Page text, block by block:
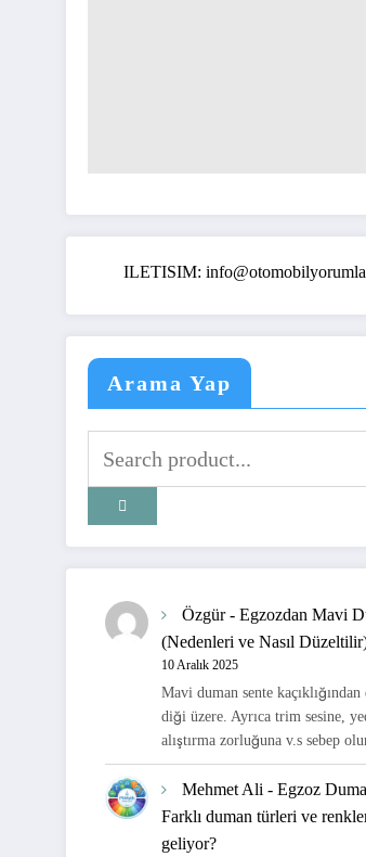
ILETISIM: info@otomobilyorumlari.org
Arama Yap
Özgür-Egzozdan Mavi
(Nedenleri ve Nasıl
10 Aralık 2025
Mavi duman sente
diği üzere. Ayrıca trim sesine,
alıştırma zorluğuna v.s sebep
Mehmet Ali -Egzoz
Farklı duman türleri ve
geliyor?